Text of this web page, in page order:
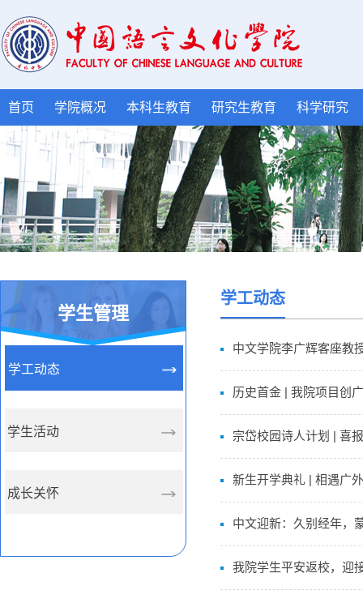
首页 学院概况 本科生教育 研究生教育 科学研究
学生管理
学工动态
学生活动
成长关怀
学工动态
中文学院李广辉客座教
历史首金 | 我院项目创
宗岱校园诗人计划 | 喜
新生开学典礼 | 相遇广
中文迎新：久别经年，
我院学生平安返校，迎